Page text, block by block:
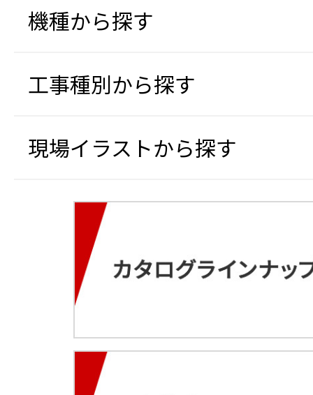
機種から探す
工事種別から探す
現場イラストから探す